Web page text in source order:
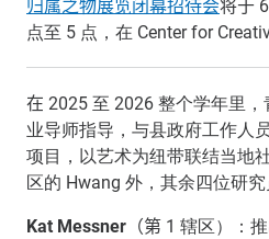
归属之物展览闭幕招待会将于
点至 5 点，在 Center for
在 2025 至 2026 整个学年里
业导师指导，与县政府工作人
项目，以艺术为纽带联结当地
区的 Hwang 外，其余四位研
Kat Messner （第 1 辖区）：